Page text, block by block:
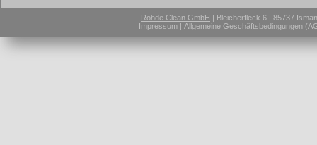
Rohde Clean GmbH | Bleicherfleck 6 | 85737
Impressum| Allgemeine Geschäftsbedingungen